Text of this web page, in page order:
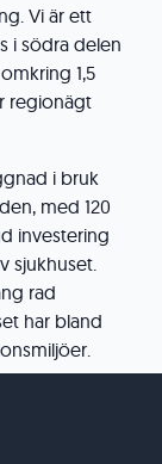
Vi är ett
i södra delen
1,5
regionägt
i bruk
med 120
investering
sjukhuset.
rad
har bland